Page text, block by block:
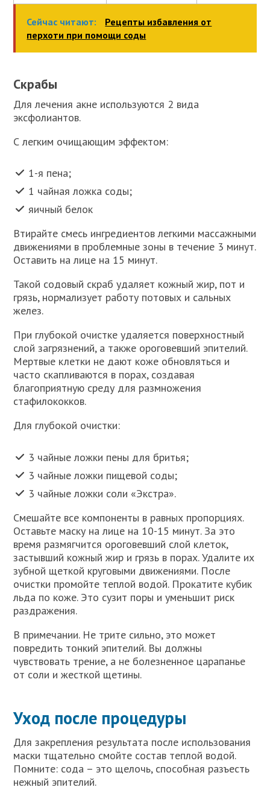
Сейчас читают:
Рецепты избавления от
перхоти при помощи соды
Скрабы
Для лечения акне используются 2 вида
эксфолиантов.
С легким очищающим эффектом:
1-я пена;
1 чайная ложка соды;
яичный белок
Втирайте смесь ингредиентов легкими массажными
движениями в проблемные зоны в течение 3 минут.
Оставить на лице на 15 минут.
Такой содовый скраб удаляет кожный жир, пот и
грязь, нормализует работу потовых и сальных
желез.
При глубокой очистке удаляется поверхностный
слой загрязнений, а также ороговевший эпителий.
Мертвые клетки не дают коже обновляться и
часто скапливаются в порах, создавая
благоприятную среду для размножения
стафилококков.
Для глубокой очистки:
3 чайные ложки пены для бритья;
3 чайные ложки пищевой соды;
3 чайные ложки соли «Экстра».
Смешайте все компоненты в равных пропорциях.
Оставьте маску на лице на 10-15 минут. За это
время размягчится ороговевший слой клеток,
застывший кожный жир и грязь в порах. Удалите их
зубной щеткой круговыми движениями. После
очистки промойте теплой водой. Прокатите кубик
льда по коже. Это сузит поры и уменьшит риск
раздражения.
В примечании. Не трите сильно, это может
повредить тонкий эпителий. Вы должны
чувствовать трение, а не болезненное царапанье
от соли и жесткой щетины.
Уход после процедуры
Для закрепления результата после использования
маски тщательно смойте состав теплой водой.
Помните: сода – это щелочь, способная разъесть
нежный эпителий.